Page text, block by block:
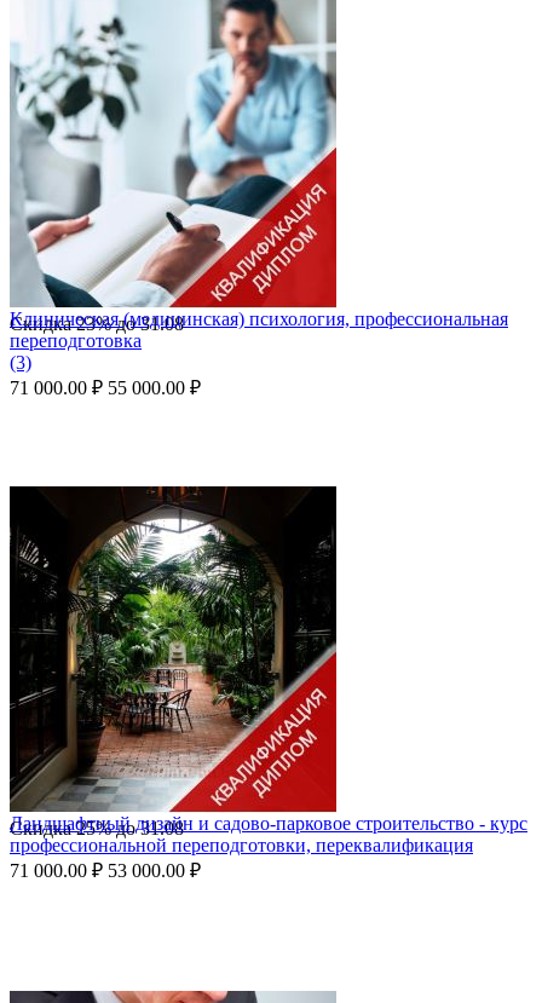
Скидка23%до31.08
Клиническая (медицинская) психология, профессиональная
переподготовка
(3)
71 000.00 ₽ 55 000.00 ₽
Скидка25%до31.08
Ландшафтный дизайн и садово-парковое строительство - курс
профессиональной переподготовки, переквалификация
71 000.00 ₽ 53 000.00 ₽